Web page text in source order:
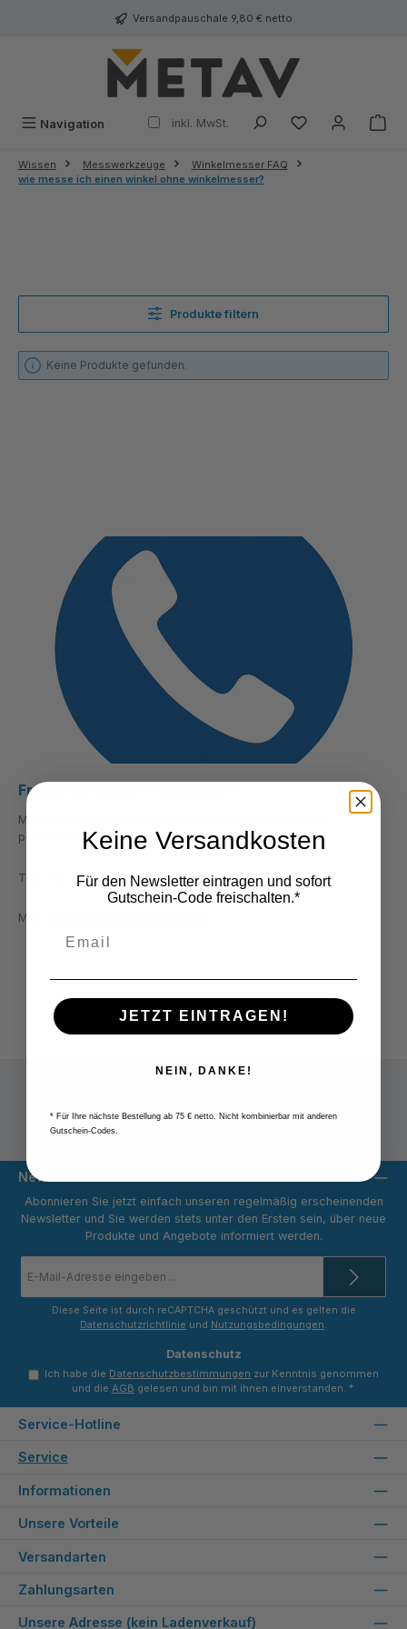
Versandpauschale 9,80 € netto
Navigation inkl. MwSt.
Wissen Messwerkzeuge
Winkelmesser FAQ
wie messe ich einen winkel ohne winkelmesser?
Produkte filtern
Keine Produkte gefunden.
Fragen zu diesen Produkten??
Mit mehr als 30 Jahren Erfahrung beraten wir Sie gerne
persönlich.
Tel.: +49 2822 7131930
Mail:
Newsletter
Abonnieren Sie jetzt einfach unseren regelmäßig erscheinenden
Newsletter und Sie werden stets unter den Ersten sein, über neue
Produkte und Angebote informiert werden.
Mail-
*
Diese Seite ist durch reCAPTCHA geschützt und es gelten die
Datenschutzrichtlinie und Nutzungsbedingungen.
Datenschutz
Ich habe die Datenschutzbestimmungen zur Kenntnis genommen
und die AGB gelesen und bin mit ihnen einverstanden. *
Service-Hotline
Service
Informationen
Unsere Vorteile
Versandarten
Zahlungsarten
Unsere Adresse (kein Ladenverkauf)
Keine Versandkosten
Für den Newsletter eintragen und sofort
Gutschein-Code freischalten.*
JETZT EINTRAGEN!
NEIN, DANKE!
* Für Ihre nächste Bestellung ab 75 € netto. Nicht kombinierbar mit anderen
Gutschein-Codes.